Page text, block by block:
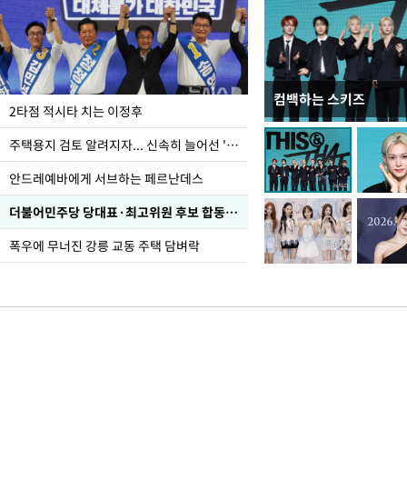
2타점 적시타 치는 이정후
주택용지 검토 알려지자... 신속히 늘어선 '근조화환'
안드레예바에게 서브하는 페르난데스
더불어민주당 당대표·최고위원 후보 합동연설회
폭우에 무너진 강릉 교동 주택 담벼락
컴백하는 스키즈
이번주 국회에는 무